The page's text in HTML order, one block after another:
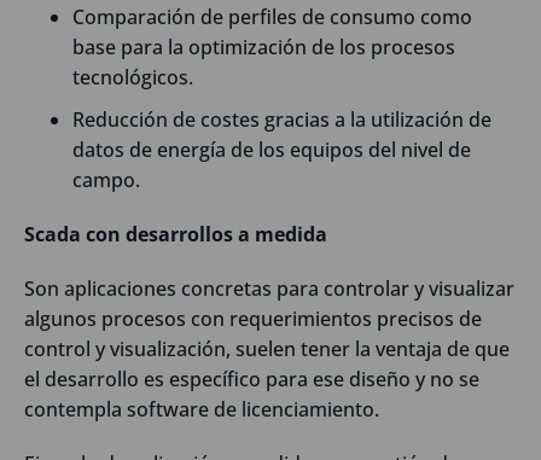
Comparación de perfiles de consumo como
base para la optimización de los procesos
tecnológicos.
Reducción de costes gracias a la utilización de
datos de energía de los equipos del nivel de
campo.
Scada con desarrollos a medida
Son aplicaciones concretas para controlar y visualizar
algunos procesos con requerimientos precisos de
control y visualización, suelen tener la ventaja de que
el desarrollo es específico para ese diseño y no se
contempla software de licenciamiento.